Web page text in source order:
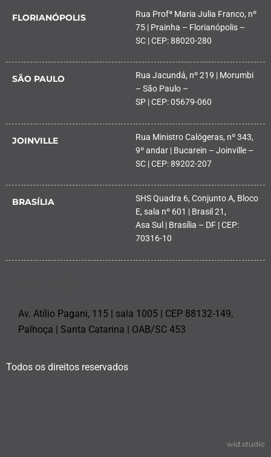
FLORIANÓPOLIS
Rua Profª Maria Julia Franco, nº
75 | Prainha – Florianópolis –
SC | CEP: 88020-280
SÃO PAULO
Rua Jacundá, nº 219 | Morumbi
– São Paulo –
SP | CEP: 05679-060
JOINVILLE
Rua Ministro Calógeras, nº 343,
9º andar | Bucarein – Joinville –
SC | CEP: 89202-207
BRASÍLIA
SHS Quadra 6, Conjunto A, Bloco
E, sala nº 601 | Brasil 21,
Asa Sul | Brasília – DF | CEP:
70316-10
Av. Atílio Pagani, 115 | sala 1005 | CEP 88132-149,
Palhoça | Santa Catarina | OAB/SC 453
Todos os direitos reservados
wid.studio